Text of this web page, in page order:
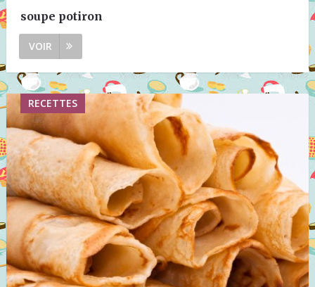
soupe potiron
VOIR
RECETTES